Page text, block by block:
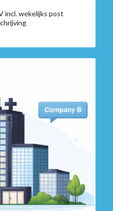
incl. wekelijks post